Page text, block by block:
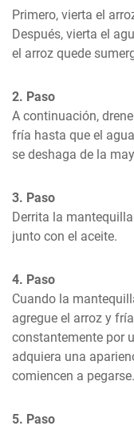
Primero, vierta el
Después, vierta el
el arroz quede
2. Paso
A continuación,
fría hasta que el
se deshaga de la
3. Paso
Derrita la
junto con el aceite.
4. Paso
Cuando la
agregue el arroz y
constantemente por
adquiera una
comiencen a pegarse.
5. Paso